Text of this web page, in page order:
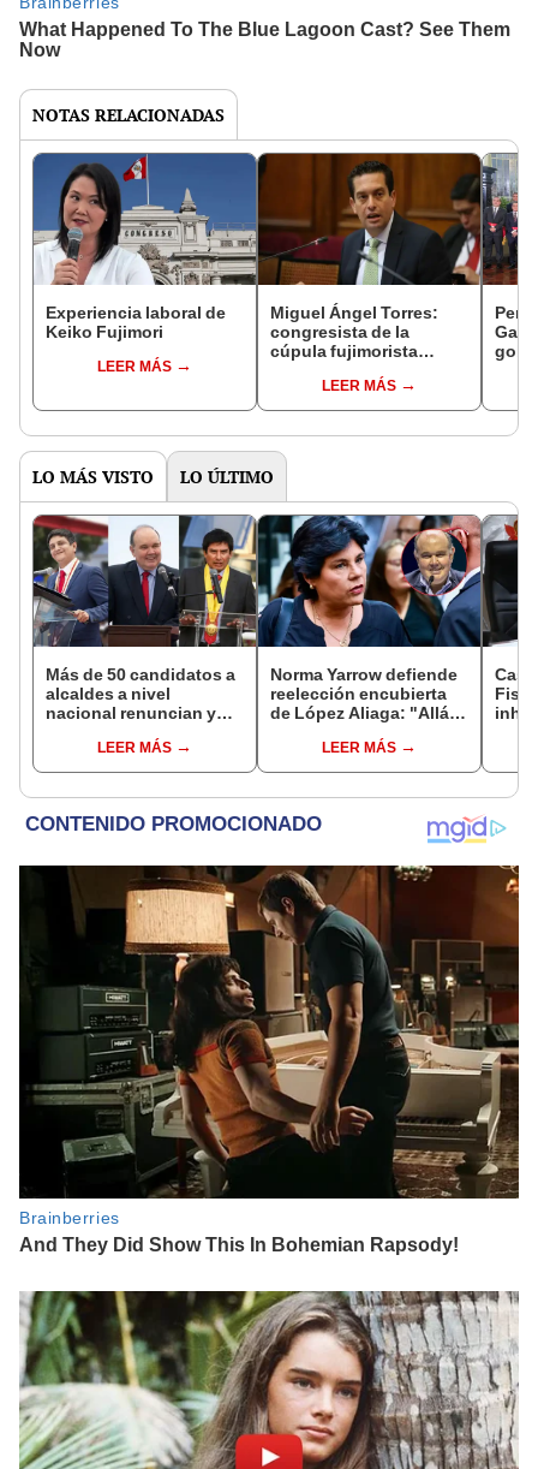
NOTAS RELACIONADAS
Experiencia laboral de
Keiko Fujimori
LEER MÁS
Miguel Ángel Torres:
congresista de la
cúpula fujimorista
del SenadoLEER MÁS
LO MÁS VISTO LO ÚLTIMO
Más de 50 candidatos a
alcaldes a nivel
nacional renuncian y
encubiertaLEER MÁS
Norma Yarrow defiende
reelección encubierta
de López Aliaga: "Allá el
sacar la vuelta"
LEER MÁS